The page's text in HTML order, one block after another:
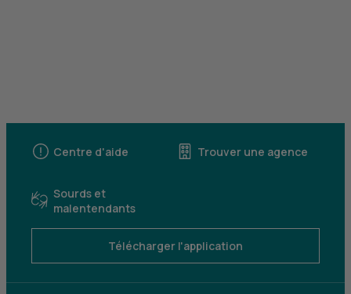
Centre d'aide Trouver une agence
Sourds et
malentendants
Télécharger l'application